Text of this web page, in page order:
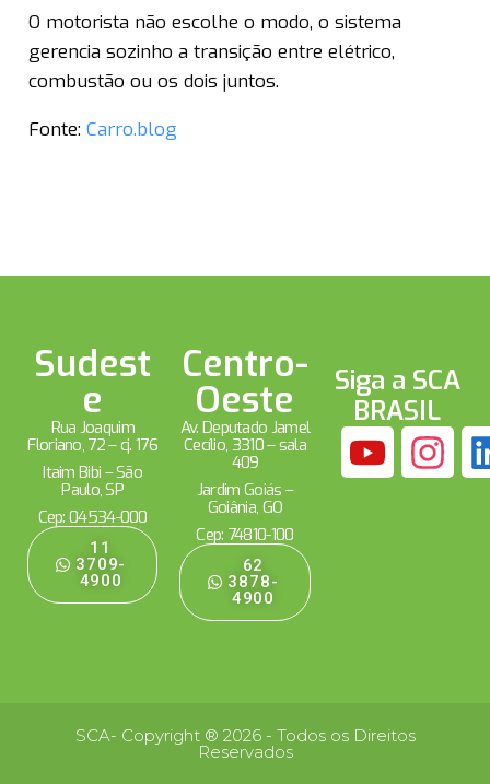
O motorista não escolhe o modo, o sistema
gerencia sozinho a transição entre elétrico,
combustão ou os dois juntos.
Fonte: Carro.blog
Sudest
e
Rua Joaquim
Floriano, 72 – cj. 176
Itaim Bibi – São
Paulo, SP
Cep: 04534-000
11
3709-
4900
Centro-
Oeste
Av. Deputado Jamel
Cecílio, 3310 – sala
409
Jardim Goiás –
Goiânia, GO
Cep: 74810-100
62
3878-
4900
Siga a SCA
BRASIL
SCA- Copyright ® 2026 - Todos os Direitos
Reservados